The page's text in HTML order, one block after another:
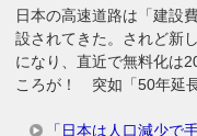
日本の高速道路は「建設
設されてきた。されど新
になり、直近で無料化は
ころが！ 突如「50年延
「日本は人口減少で